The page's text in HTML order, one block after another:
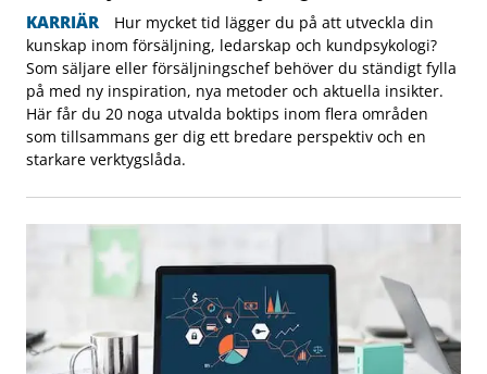
KARRIÄR
Hur mycket tid lägger du på att utveckla din
kunskap inom försäljning, ledarskap och kundpsykologi?
Som säljare eller försäljningschef behöver du ständigt fylla
på med ny inspiration, nya metoder och aktuella insikter.
Här får du 20 noga utvalda boktips inom flera områden
som tillsammans ger dig ett bredare perspektiv och en
starkare verktygslåda.